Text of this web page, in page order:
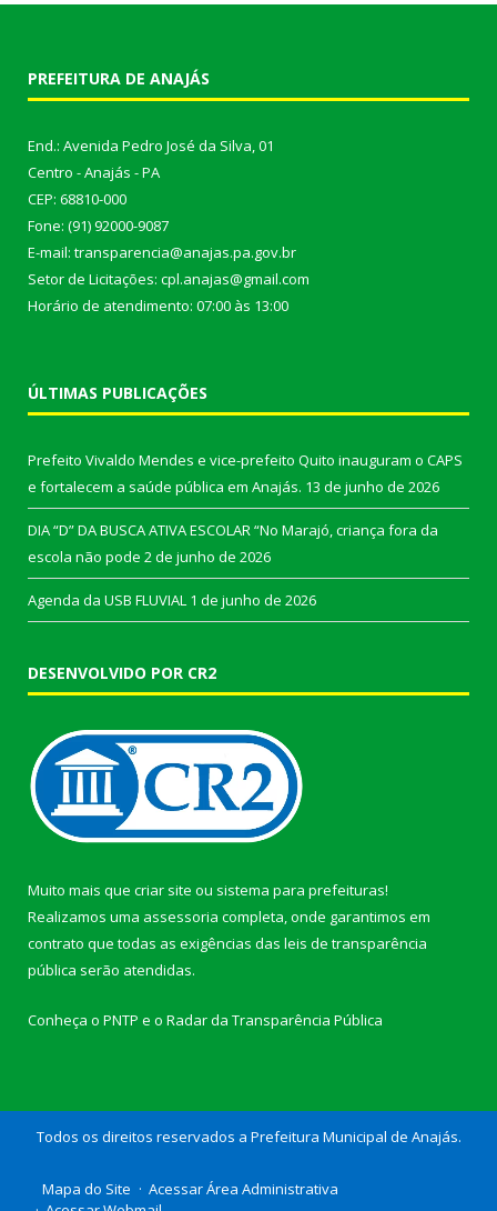
PREFEITURA DE ANAJÁS
End.: Avenida Pedro José da Silva, 01
Centro - Anajás - PA
CEP: 68810-000
Fone: (91) 92000-9087
E-mail: transparencia@anajas.pa.gov.br
Setor de Licitações: cpl.anajas@gmail.com
Horário de atendimento: 07:00 às 13:00
ÚLTIMAS PUBLICAÇÕES
Prefeito Vivaldo Mendes e vice-prefeito Quito inauguram o CAPS
e fortalecem a saúde pública em Anajás. 13 de junho de 2026
DIA “D” DA BUSCA ATIVA ESCOLAR “No Marajó, criança fora da
escola não pode 2 de junho de 2026
Agenda da USB FLUVIAL 1 de junho de 2026
DESENVOLVIDO POR CR2
Muito mais que criar site ou sistema para prefeituras!
Realizamos uma assessoria completa, onde garantimos em
contrato que todas as exigências das leis de transparência
pública serão atendidas.
Conheça o PNTP e o Radar da Transparência Pública
Todos os direitos reservados a Prefeitura Municipal de Anajás.
Mapa do Site
Acessar Área Administrativa